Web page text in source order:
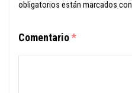
obligatorios están marcados con
Comentario*